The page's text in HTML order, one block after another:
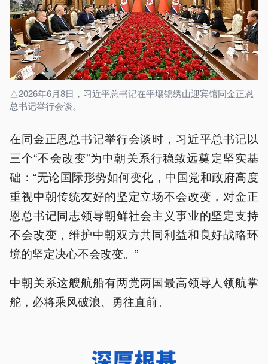
△2026年6月8日，习近平总书记在平壤锦绣山迎宾馆同金正恩
总书记举行会谈。
在同金正恩总书记举行会谈时，习近平总书记以
三个“不会改变”为中朝关系行稳致远奠定坚实基
础：“无论国际形势如何变化，中国党和政府高度
重视中朝传统友好的坚定立场不会改变，对金正
恩总书记同志领导朝鲜社会主义事业的坚定支持
不会改变，维护中朝双方共同利益和良好战略环
境的坚定决心不会改变。”
中朝关系这艘航船有两党两国最高领导人领航掌
舵，必将乘风破浪、勇往直前。